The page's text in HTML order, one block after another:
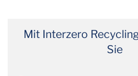
Mit Interzero
Sie